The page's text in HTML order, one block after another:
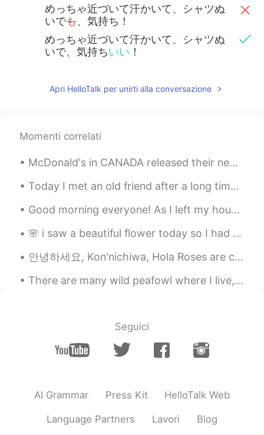
めっちゃ近づいて汗かいて、シャツぬ
いでも、気持ち！
めっちゃ近づいて汗かいて、シャツぬ
いで、気持ちいい ！
さすが俺のファン笑 ずっとおとなしく涼
てマルマルなったわ。
でもト
ウ
シバちゃんコロナで家にこも
ってまんまるになったわ。
いつも優しくて、モンク言わないから
許す。
許す。
EN
Apri HelloTalk per unirti alla conversazione
Momenti correlati
McDonald's in CANADA released their new "remastered" Big Mac. Grilled onions, new bigger softer ...
Today I met an old friend after a long time. He and I used to make music together, before he beca...
Good morning everyone! As I left my house this morning, this rose bush greeted me with its Spring...
🌸 i saw a beautiful flower today so I had to take a picture of it !!... its hard to see flowers i...
안녕하세요, Kon'nichiwa, Hola Roses are currently blooming in our yard and peonies as well.💛🤍 A squi...
There are many wild peafowl where I live, although they're not native here. 💙💚 I think they're so...
Seguici
AI Grammar Press Kit HelloTalk Web
Language Partners Lavori Blog